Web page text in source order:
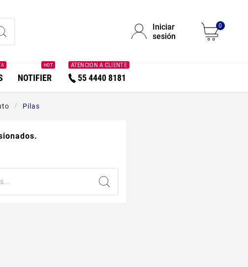
Iniciar
sesión
0
NOTIFIER
HOT
55 4440 8181
ATENCION A CLIENTE
Pilas